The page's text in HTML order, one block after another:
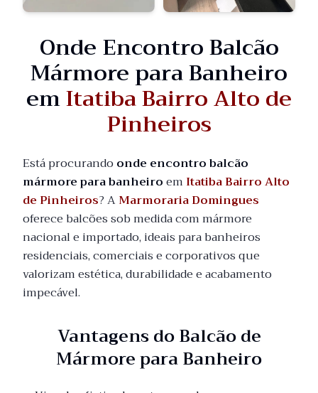
Onde Encontro Balcão
Mármore para Banheiro
emItatiba Bairro Alto de
Pinheiros
Está procurando onde encontro balcão
mármore para banheiroem Itatiba Bairro Alto
de Pinheiros? AMarmoraria Domingues
oferece balcões sob medida com mármore
nacional e importado, ideais para banheiros
residenciais, comerciais e corporativos que
valorizam estética, durabilidade e acabamento
impecável.
Vantagens do Balcão de
Mármore para Banheiro